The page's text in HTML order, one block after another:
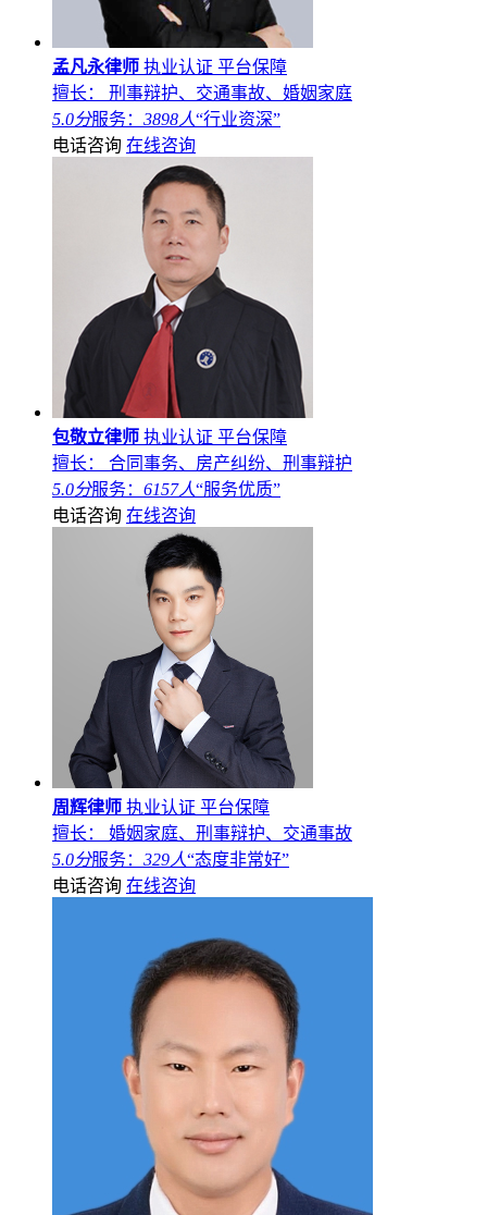
孟凡永律师 执业认证 平台保障
擅长： 刑事辩护、交通事故、婚姻家庭
5.0分服务： 3898人“行业资深”
电话咨询 在线咨询
包敬立律师 执业认证 平台保障
擅长： 合同事务、房产纠纷、刑事辩护
5.0分服务： 6157人“服务优质”
电话咨询 在线咨询
周辉律师 执业认证 平台保障
擅长： 婚姻家庭、刑事辩护、交通事故
5.0分服务： 329人“态度非常好”
电话咨询 在线咨询